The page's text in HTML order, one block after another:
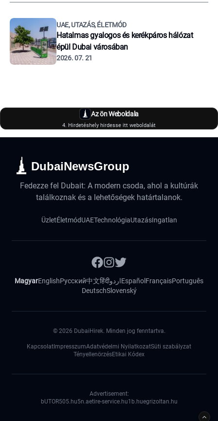
UAE, UTAZÁS, ÉLETMÓD
Hatalmas gyalogos és kerékpáros hálózat
épül Dubai városában
2026. 07. 21
Az ön Weboldala
4. Hirdetéshely hirdesse itt weboldalát
DubaiNewsGroup
Fedezze fel Dubait: A modern csoda, ahol a kultúrák
találkoznak és a lehetőségek határtalanok.
ÜzletÉletmódUAETechnológiaUtazásIngatlan
MagyarEnglishРусский中文हिंदीاردوEspañol FrançaisPortuguês
DeutschSlovenský
© 2026 DubaiHirek. Minden jog fenntartva.
Kapcsolat ImpresszumAdatvédelmi NyilatkozatSüti szabályzat
TényellenörzésEtikai Kódex
Advertisement:
bUTOR505.hu5n.aetire-service.hu1b.huegrizoltan.hu